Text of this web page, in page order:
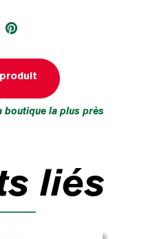
boutique la plus près
liés